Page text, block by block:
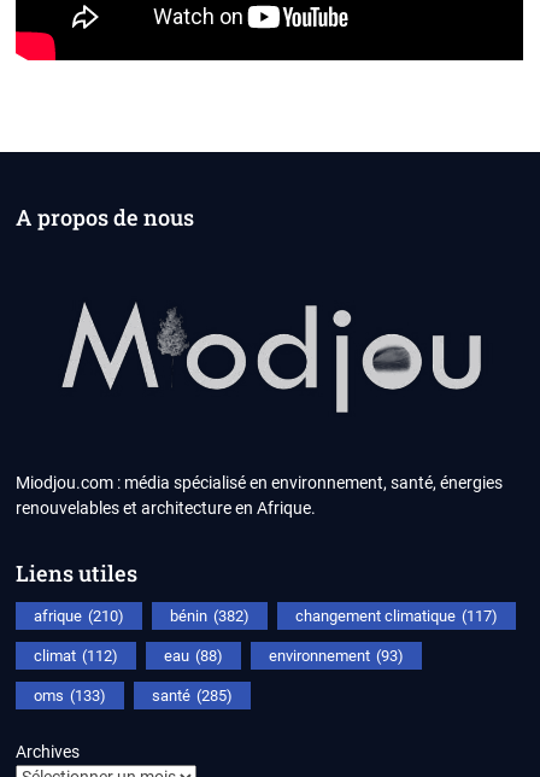
A propos de nous
Miodjou.com : média spécialisé en environnement, santé, énergies
renouvelables et architecture en Afrique.
Liens utiles
afrique (210) bénin (382) changement climatique (117)
climat (112) eau (88) environnement (93)
oms (133) santé (285)
Archives